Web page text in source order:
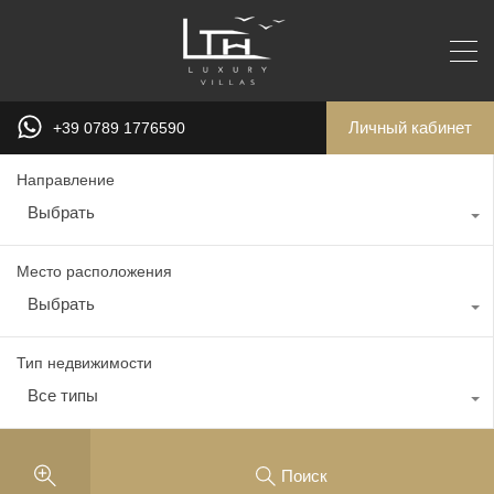
+39 0789 1776590 Личный кабинет
Направление
Выбрать
Место расположения
Выбрать
Тип недвижимости
Все типы
Поиск